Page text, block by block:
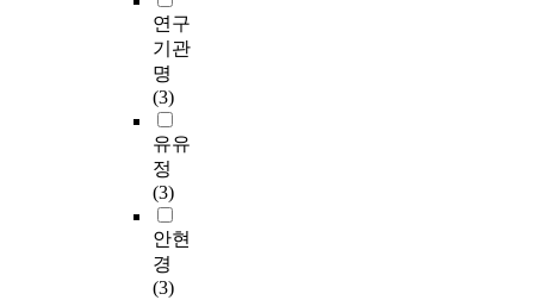
연구
기관
명
(3)
유유
정
(3)
안현
경
(3)